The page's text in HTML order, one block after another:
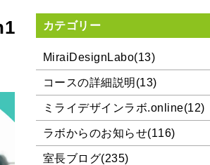
カテゴリー
MiraiDesignLabo(13)
コースの詳細説明(13)
ミライデザインラボ.online(12)
ラボからのお知らせ(116)
室長ブログ(235)